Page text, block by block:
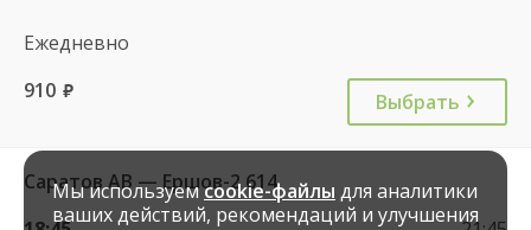
Ежедневно
910 руб. Выбрать
Саратов АВ — Ершов-2 614
Мы используемcookie-файлы для аналитики
ваших действий, рекомендаций и улучшения